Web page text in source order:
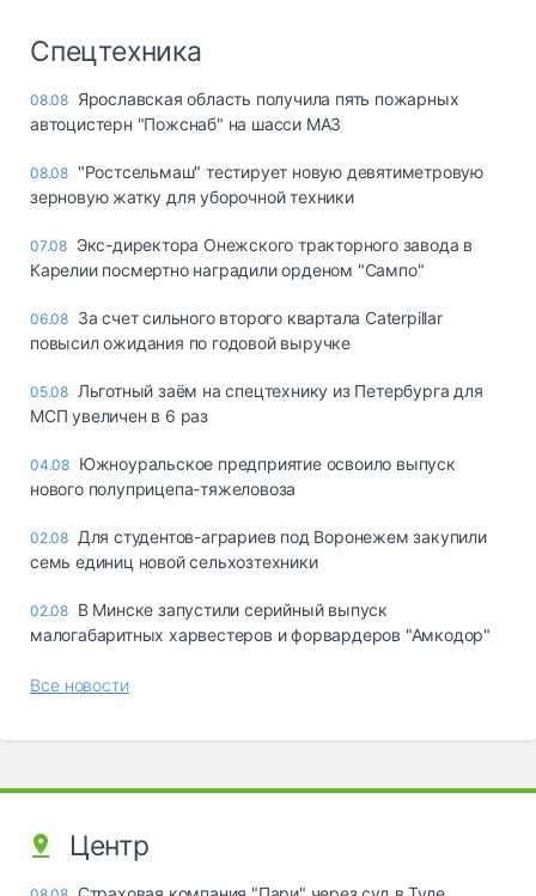
Спецтехника
08.08 Ярославская область получила пять пожарных
автоцистерн "Пожснаб" на шасси МАЗ
08.08 "Ростсельмаш" тестирует новую девятиметровую
зерновую жатку для уборочной техники
07.08 Экс-директора Онежского тракторного завода в
Карелии посмертно наградили орденом "Сампо"
06.08 За счет сильного второго квартала Caterpillar
повысил ожидания по годовой выручке
05.08 Льготный заём на спецтехнику из Петербурга для
МСП увеличен в 6 раз
04.08 Южноуральское предприятие освоило выпуск
нового полуприцепа-тяжеловоза
02.08 Для студентов-аграриев под Воронежем закупили
семь единиц новой сельхозтехники
02.08 В Минске запустили серийный выпуск
малогабаритных харвестеров и форвардеров "Амкодор"
Все новости
Центр